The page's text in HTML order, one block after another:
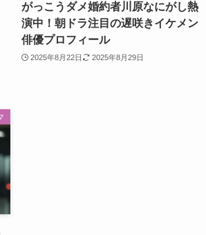
がっこうダメ婚約者川原なにがし熱
演中！朝ドラ注目の遅咲きイケメン
俳優プロフィール
2025年8月22日 2025年8月29日